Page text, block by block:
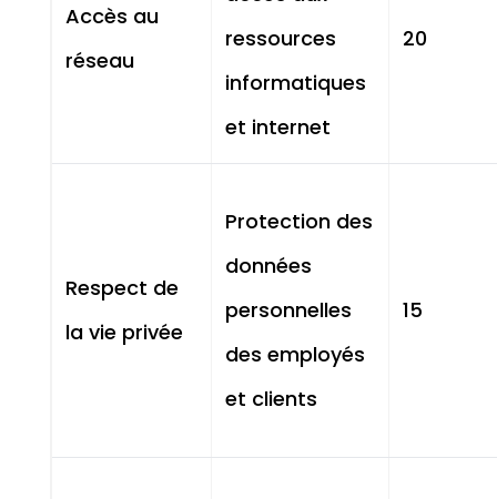
Accès au
réseau
ressources
informatiques
et internet
20
Respect de
la vie privée
Protection des
données
personnelles
des employés
et clients
15